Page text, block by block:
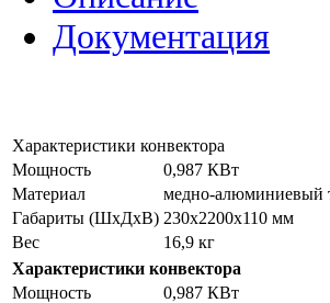
Документация
Характеристики конвектора
Мощность
0,987 КВт
Материал
медно-алюминиевый
Габариты (ШxДхВ) 230x2200x110 мм
Вес
16,9 кг
Характеристики конвектора
Мощность
0,987 КВт